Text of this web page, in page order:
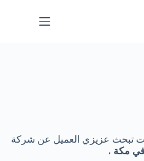
تبحث عزيزي العميل عن شركة
مكة ،